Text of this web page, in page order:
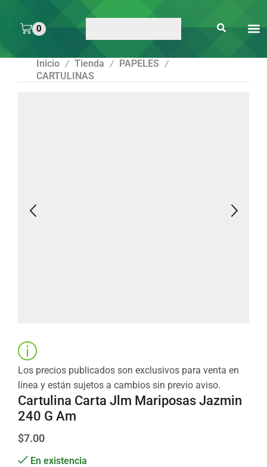
0
Inicio / Tienda / PAPELES /
CARTULINAS
Los precios publicados son exclusivos para venta en
línea y están sujetos a cambios sin previo aviso.
Cartulina Carta Jlm Mariposas Jazmin
240 G Am
$7.00
En existencia